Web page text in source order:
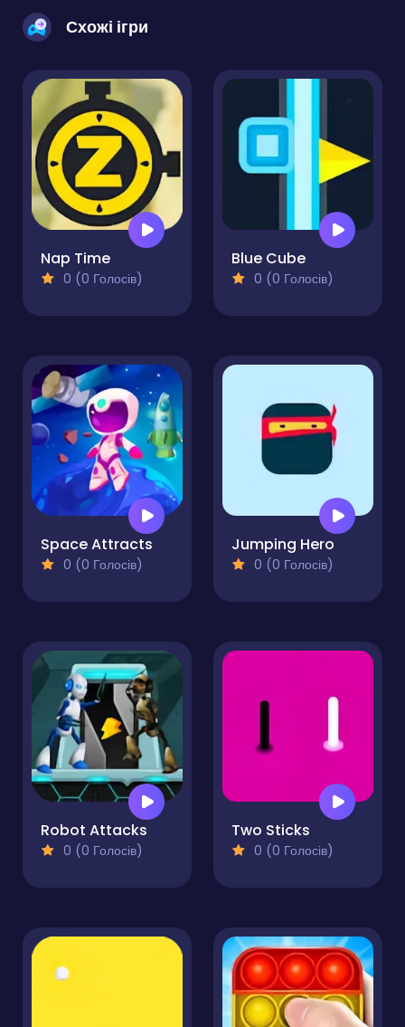
Схожі ігри
Nap Time
0 (0 Голосів)
Blue Cube
0 (0 Голосів)
Space Attracts
0 (0 Голосів)
Jumping Hero
0 (0 Голосів)
Robot Attacks
0 (0 Голосів)
Two Sticks
0 (0 Голосів)